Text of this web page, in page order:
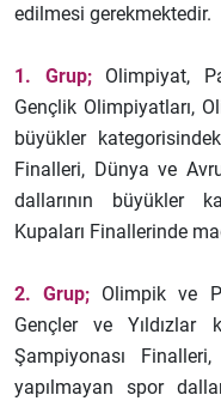
edilmesi gerekmektedir.
1. Grup;Olimpiyat,
Gençlik Olimpiyatları,
büyükler
Finalleri, Dünya ve
dallarının büyükler
Kupaları Finallerinde
2. Grup; Olimpik ve
Gençler ve Yıldızlar
Şampiyonası
yapılmayan spor